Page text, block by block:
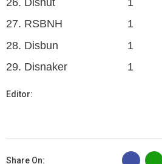
27. RSBNH
1
28. Disbun
1
29. Disnaker
1
Editor:
Share On:
B